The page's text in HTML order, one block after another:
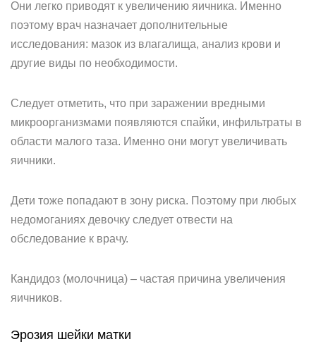
Они легко приводят к увеличению яичника. Именно
поэтому врач назначает дополнительные
исследования: мазок из влагалища, анализ крови и
другие виды по необходимости.
Следует отметить, что при заражении вредными
микроорганизмами появляются спайки, инфильтраты в
области малого таза. Именно они могут увеличивать
яичники.
Дети тоже попадают в зону риска. Поэтому при любых
недомоганиях девочку следует отвести на
обследование к врачу.
Кандидоз (молочница) – частая причина увеличения
яичников.
Эрозия шейки матки